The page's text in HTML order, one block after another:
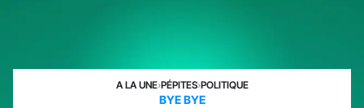
A LA UNE›PÉPITES›POLITIQUE
BYE BYE